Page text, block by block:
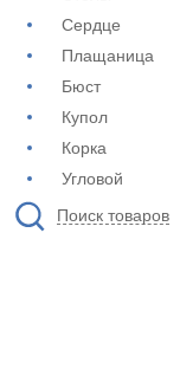
Сердце
Плащаница
Бюст
Купол
Корка
Угловой
Поиск товаров